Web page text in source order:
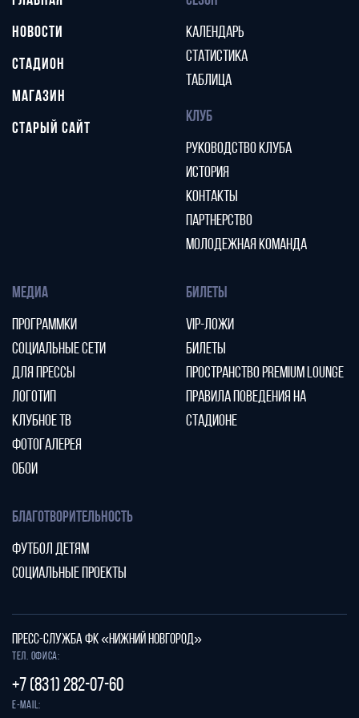
НОВОСТИ
СТАДИОН
МАГАЗИН
СТАРЫЙ САЙТ
КАЛЕНДАРЬ
СТАТИСТИКА
ТАБЛИЦА
КЛУБ
РУКОВОДСТВО КЛУБА
ИСТОРИЯ
КОНТАКТЫ
ПАРТНЕРСТВО
МОЛОДЕЖНАЯ КОМАНДА
МЕДИА
ПРОГРАММКИ
СОЦИАЛЬНЫЕ СЕТИ
ДЛЯ ПРЕССЫ
ЛОГОТИП
КЛУБНОЕ ТВ
ФОТОГАЛЕРЕЯ
ОБОИ
БИЛЕТЫ
VIP-ЛОЖИ
БИЛЕТЫ
ПРОСТРАНСТВО PREMIUM LOUNGE
ПРАВИЛА ПОВЕДЕНИЯ НА
СТАДИОНЕ
БЛАГОТВОРИТЕЛЬНОСТЬ
ФУТБОЛ ДЕТЯМ
СОЦИАЛЬНЫЕ ПРОЕКТЫ
ПРЕСС-СЛУЖБА ФК «НИЖНИЙ НОВГОРОД»
Тел. офиса:
+7 (831) 282-07-60
E-mail: